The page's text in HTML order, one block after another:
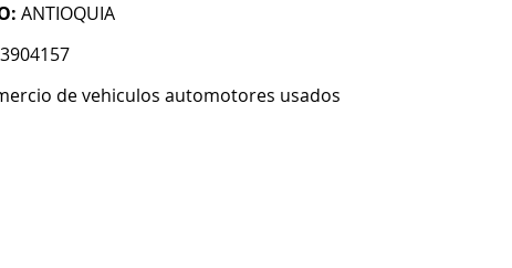
ANTIOQUIA
de vehiculos automotores usados